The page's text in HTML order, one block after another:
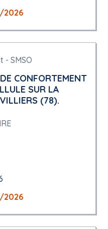
- SMSO
CONFORTEMENT
SUR LA
(78).